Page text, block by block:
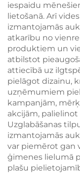
iespaidu
lietošanā. Arī
izmantojamās
atkarību no
produktiem un
atbilstot
attiecībā uz
pielāgot dizainu,
uzņēmumiem
kampanjām,
akcijām,
Uzglabāšanas
izmantojamās
var piemērot gan
ģimenes lielumā
plašu